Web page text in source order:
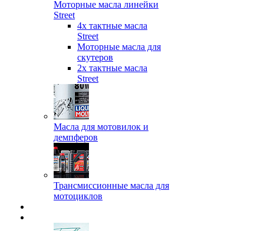
Моторные масла линейки
Street
4х тактные масла
Street
Моторные масла для
скутеров
2х тактные масла
Street
Масла для мотовилок и
демпферов
Трансмиссионные масла для
мотоциклов